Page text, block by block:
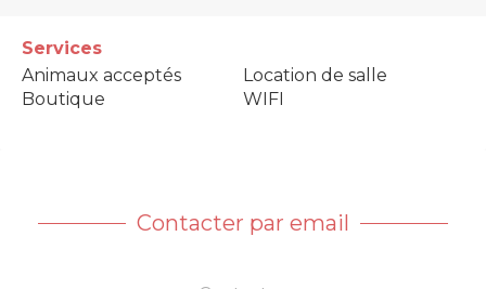
Services
Animaux acceptés
Boutique
Location de salle
WIFI
Contacter par email